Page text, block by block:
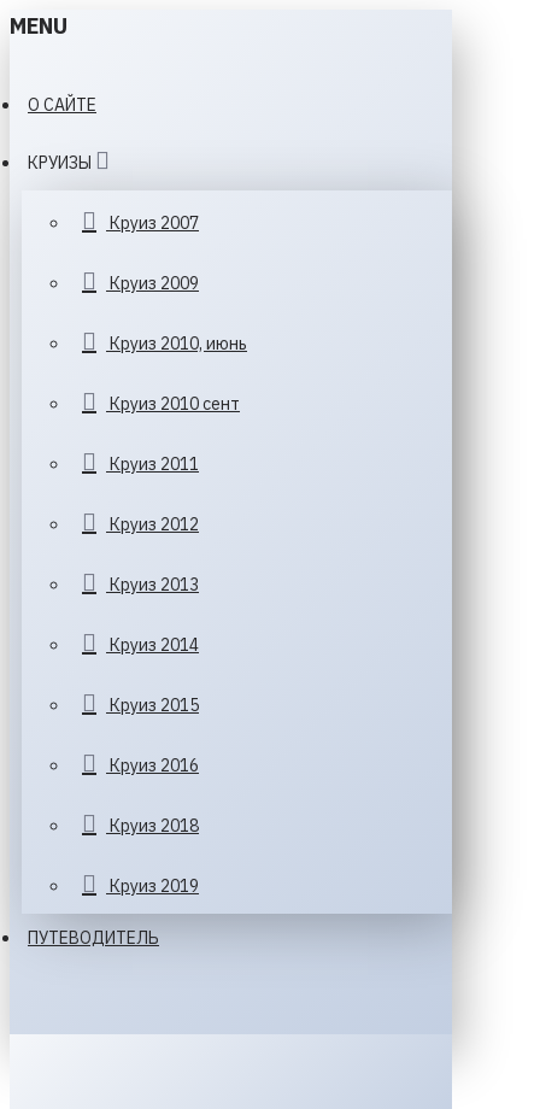
MENU
О САЙТЕ
КРУИЗЫ
Круиз 2007
Круиз 2009
Круиз 2010, июнь
Круиз 2010 сент
Круиз 2011
Круиз 2012
Круиз 2013
Круиз 2014
Круиз 2015
Круиз 2016
Круиз 2018
Круиз 2019
ПУТЕВОДИТЕЛЬ